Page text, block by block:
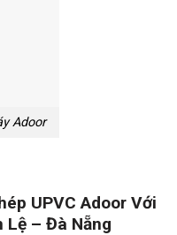
Adoor
UPVC Adoor Với
Lệ – Đà Nẵng